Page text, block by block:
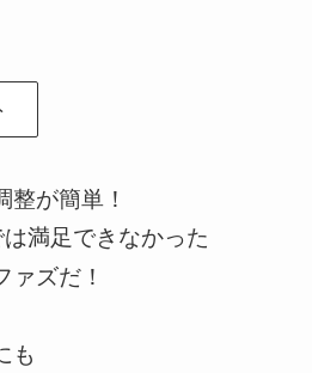
整が簡単！
満足できなかった
ァズだ！
も